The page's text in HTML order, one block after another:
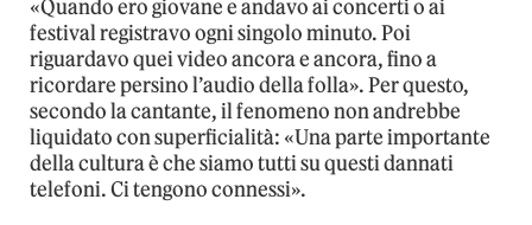
«Quando ero giovane e andavo ai concerti o ai
festival registravo ogni singolo minuto. Poi
riguardavo quei video ancora e ancora, fino a
ricordare persino l’audio della folla». Per questo,
secondo la cantante, il fenomeno non andrebbe
liquidato con superficialità: «Una parte importante
della cultura è che siamo tutti su questi dannati
telefoni. Ci tengono connessi».